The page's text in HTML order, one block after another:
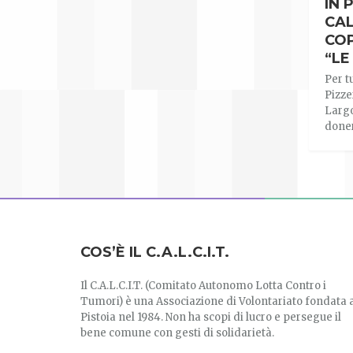
IN
Per
COS’È IL C.A.L.C.I.T.
Il C.A.L.C.I.T. (Comitato Autonomo Lotta Contro i
Tumori) è una Associazione di Volontariato fondata
Pistoia nel 1984. Non ha scopi di lucro e persegue il
bene comune con gesti di solidarietà.